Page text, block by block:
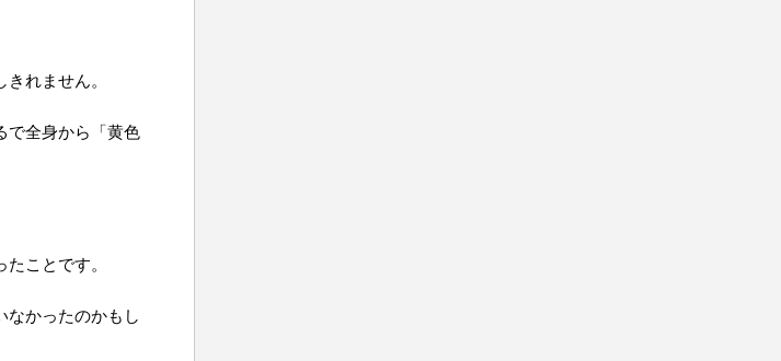
れません。
で全身から「黄色
ことです。
なかったのかもし